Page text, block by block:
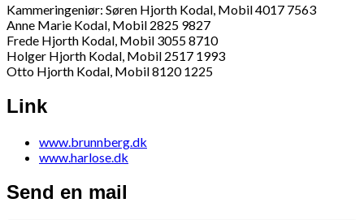
Kammeringeniør: Søren Hjorth Kodal, Mobil 4017 7563
Anne Marie Kodal, Mobil 2825 9827
Frede Hjorth Kodal, Mobil 3055 8710
Holger Hjorth Kodal, Mobil 2517 1993
Otto Hjorth Kodal, Mobil 8120 1225
Link
www.brunnberg.dk
www.harlose.dk
Send en mail